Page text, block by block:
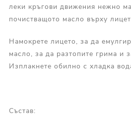
леки кръгови движения нежно
почистващото масло върху
Намокрете лицето, за да
масло, за да разтопите грима и
Изплакнете обилно с хладка
Състав: